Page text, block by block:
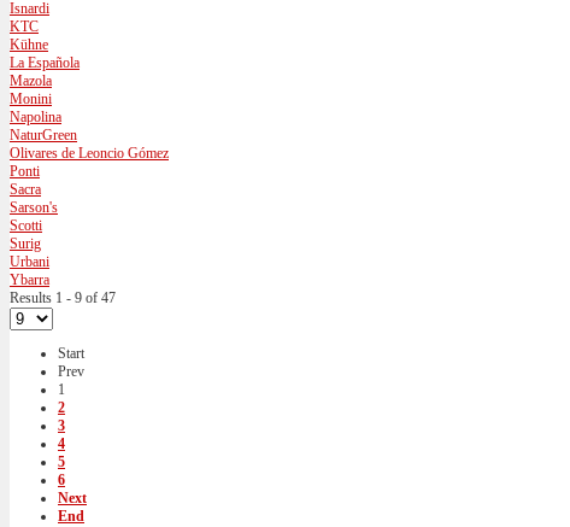
Isnardi
KTC
Kühne
La Española
Mazola
Monini
Napolina
NaturGreen
Olivares de Leoncio Gómez
Ponti
Sacra
Sarson's
Scotti
Surig
Urbani
Ybarra
Results 1 - 9 of 47
Start
Prev
1
2
3
4
5
6
Next
End